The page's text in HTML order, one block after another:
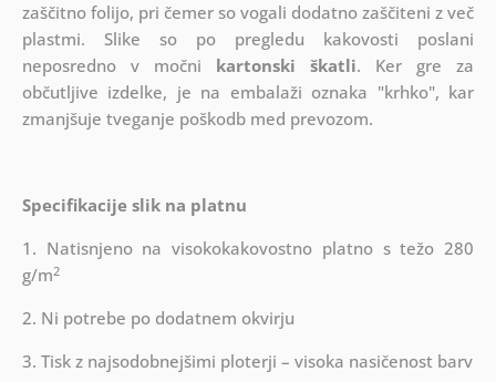
zaščitno folijo, pri čemer so vogali dodatno zaščiteni z več
plastmi. Slike so po pregledu kakovosti poslani
neposredno v močni kartonski škatli. Ker gre za
občutljive izdelke, je na embalaži oznaka "krhko", kar
zmanjšuje tveganje poškodb med prevozom.
Specifikacije slik na platnu
1. Natisnjeno na visokokakovostno platno s težo 280
g/m2
2. Ni potrebe po dodatnem okvirju
3. Tisk z najsodobnejšimi ploterji – visoka nasičenost barv